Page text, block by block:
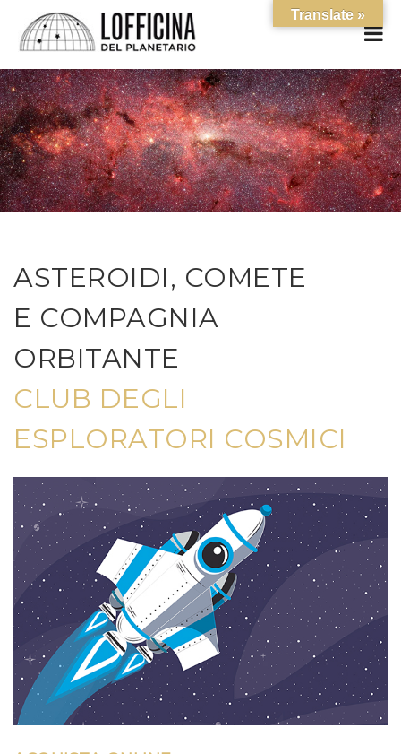
ASTEROIDI, COMETE
E COMPAGNIA
ORBITANTE
CLUB DEGLI
ESPLORATORI COSMICI
Translate »